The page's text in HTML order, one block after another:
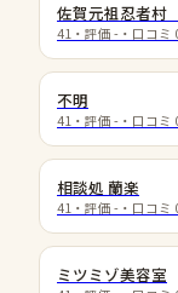
佐賀元祖忍者
41 ・評価 - ・口コミ
不明
41 ・評価 - ・口コミ
相談処 蘭楽
41 ・評価 - ・口コミ
ミツミゾ美容室